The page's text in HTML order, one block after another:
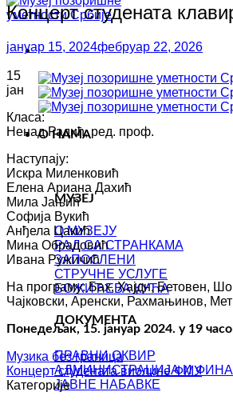
О НАМА
МУЗЕЈ
О МУЗЕЈУ
РАД СА СТРАНКАМА
ЗАПОСЛЕНИ
СТРУЧНЕ УСЛУГЕ
БОЖИЋЕВА КУЋА
ДОКУМЕНТА
ПРАВНИ ОКВИР
АДМИНИСТРАЦИЈА И
ЈАВНЕ НАБАВКЕ
Концерт студената
јануар 15, 2024фебруар 22, 2026
15
јан
Класа:
Ненад Радић, ред. проф.
Наступају:
Искра Миленковић
Елена Ариана Дахић
Мила Јањић
Софија Вукић
Анђела Цакић
Мина Обрадовић
Ивана Ружичић
На програму: Бах, Хајдн, Бетовен,
Чајковски, Аренски, Рахмањинов,
Понедељак, 15. јануар 2024. у 19
Музика без граница
Концерт студената виолине ФМУ
Категорије